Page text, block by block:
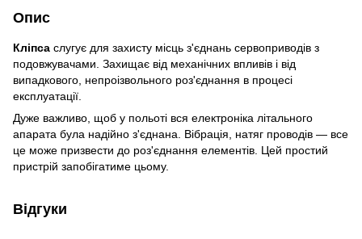
Опис
Кліпса слугує для захисту місць з'єднань сервоприводів з
подовжувачами. Захищає від механічних впливів і від
випадкового, непроізвольного роз'єднання в процесі
експлуатації.
Дуже важливо, щоб у польоті вся електроніка літального
апарата була надійно з'єднана. Вібрація, натяг проводів — все
це може призвести до роз'єднання елементів. Цей простий
пристрій запобігатиме цьому.
Відгуки